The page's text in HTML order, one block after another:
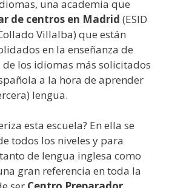
una academia que
de centros en Madrid (ESID
Villalba) que están
en la enseñanza de
de los idiomas más solicitados
a la hora de aprender
lengua.
esta escuela? En ella se
todos los niveles y para
de lengua inglesa como
gran referencia en toda la